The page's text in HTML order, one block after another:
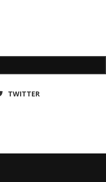
TWITTER